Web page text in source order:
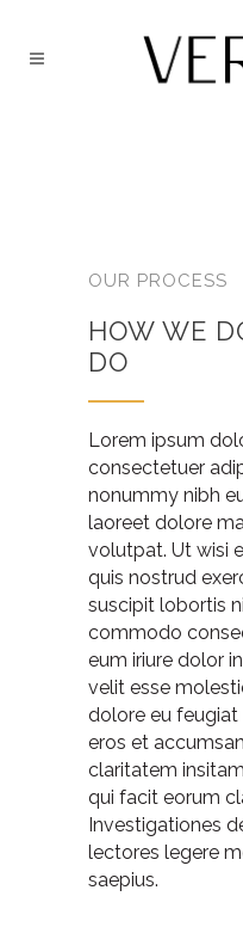
OUR PROCESS
HOW WE
DO
Lorem ipsum
consectetuer
nonummy nibh
laoreet dolore
volutpat. Ut wisi
quis nostrud
suscipit lobortis
commodo
eum iriure dolor
velit esse
dolore eu feugiat
eros et
claritatem
qui facit eorum
Investigationes
lectores legere
saepius.